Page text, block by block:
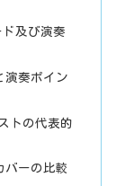
及び演奏
演奏ポイン
トの代表的
バーの比較